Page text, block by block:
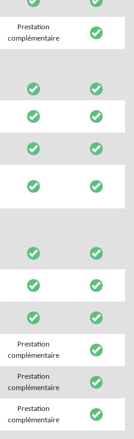
Prestation
complémentaire
Prestation
complémentaire
Prestation
complémentaire
Prestation
complémentaire